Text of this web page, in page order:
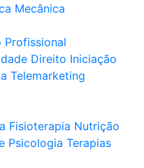
Mecânica
Profissional
Direito Iniciação
Telemarketing
Fisioterapia Nutrição
Psicologia Terapias